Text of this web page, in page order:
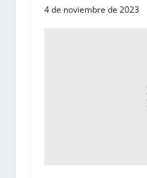
4 de noviembre de 2023